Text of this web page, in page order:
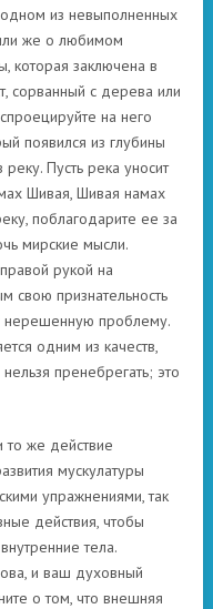
из невыполненных
же о любимом
которая заключена в
сорванный с дерева или
на него
появился из глубины
реку. Пусть река уносит
Шивая, Шивая намах
поблагодарите ее за
мирские мысли.
рукой на
свою признательность
нерешенную проблему.
одним из качеств,
пренебрегать; это
то же действие
мускулатуры
упражнениями, так
действия, чтобы
тела.
и ваш духовный
о том, что внешняя